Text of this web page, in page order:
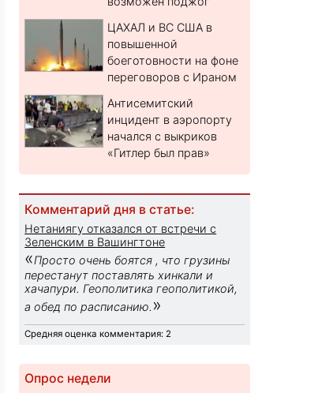
ЦАХАЛ и ВС США в
повышенной
боеготовности на фоне
переговоров с Ираном
Антисемитский
инцидент в аэропорту
начался с выкриков
«Гитлер был прав»
Комментарий дня в статье:
Нетаниягу отказался от встречи с
Зеленским в Вашингтоне
«Просто очень боятся , что грузины
перестанут поставлять хинкали и
хачапури. Геополитика геополитикой,
а обед по расписанию. »
Средняя оценка комментария: 2
Опрос недели